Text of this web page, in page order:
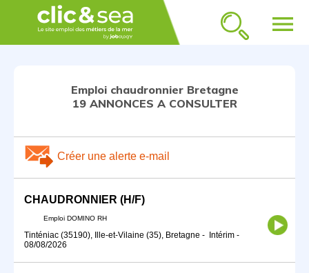
menu
Emploi chaudronnier Bretagne
19 ANNONCES A CONSULTER
Créer une alerte e-mail
CHAUDRONNIER (H/F)
Emploi DOMINO RH
Tinténiac (35190), Ille-et-Vilaine (35), Bretagne - Intérim -
08/08/2026